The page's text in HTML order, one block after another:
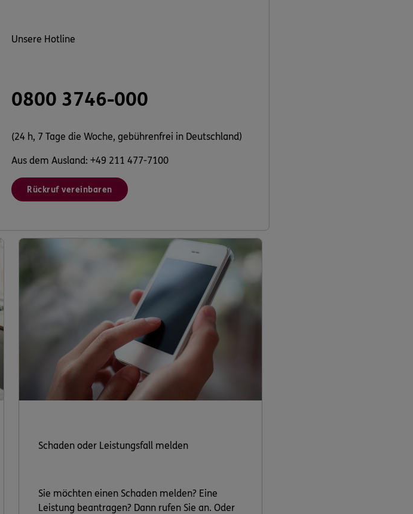
Unsere Hotline
0800 3746-000
(24 h, 7 Tage die Woche, gebührenfrei in Deutschland)
Aus dem Ausland: +49 211 477-7100
Rückruf vereinbaren
Schaden oder Leistungsfall melden
Sie möchten einen Schaden melden? Eine
Leistung beantragen? Dann rufen Sie an. Oder